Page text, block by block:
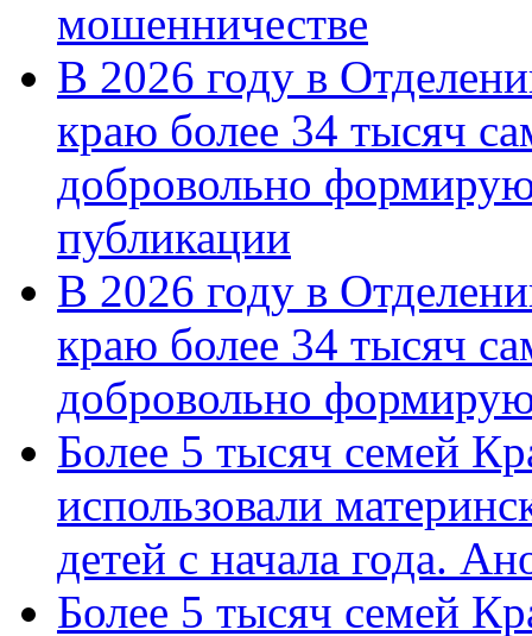
мошенничестве
В 2026 году в
краю более 34 тысяч
добровольно
публикации
В 2026 году в
краю более 34 тысяч
добровольно
Более 5 тысяч семей
использовали
детей с начала года.
Более 5 тысяч семей